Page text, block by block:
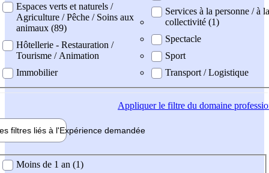
Espaces verts et naturels /
Agriculture / Pêche / Soins aux
animaux (89)
Hôtellerie - Restauration /
Tourisme / Animation
Immobilier
Services à la personne / à la
collectivité (1)
Spectacle
Sport
Transport / Logistique
Appliquerle filtre du domaine
filtres liés à l'Expérience demandée
demandée
Moins de 1 an (1)